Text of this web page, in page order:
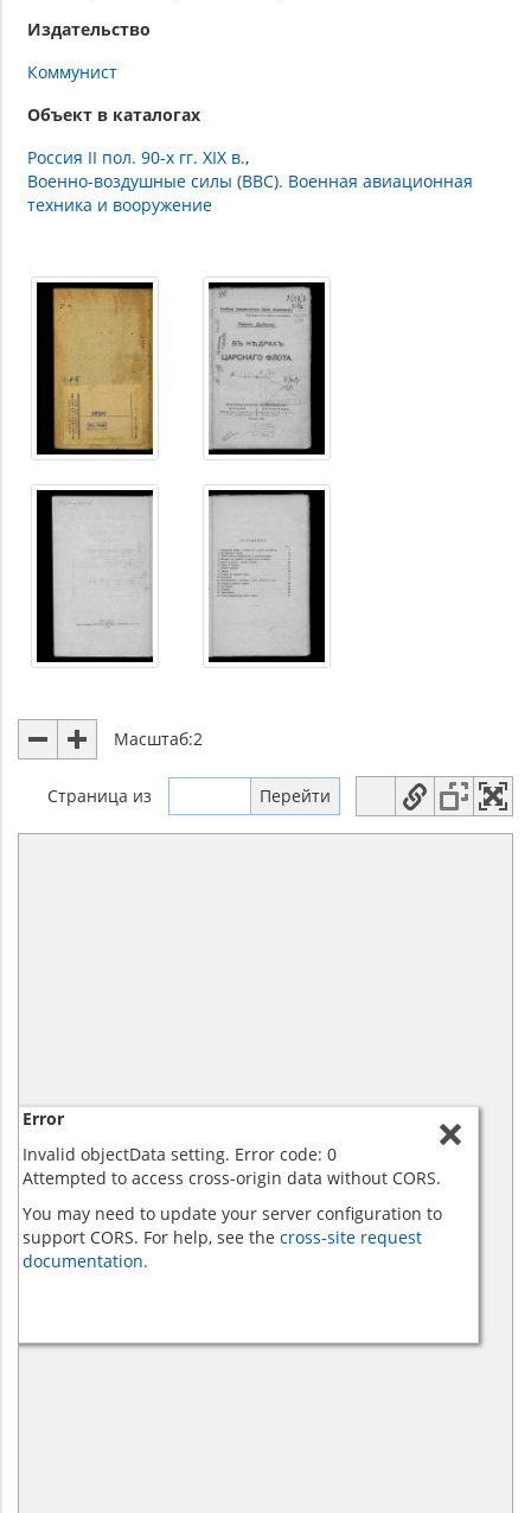
Издательство
Коммунист
Объект в каталогах
Россия II пол. 90-х гг. XIX в.
Военно-воздушные силы (ВВС). Военная авиационная
техника и вооружение
Масштаб:2
Страница из
Error
Invalid objectData setting. Error code: 0
Attempted to access cross-origin data without CORS.
You may need to update your server configuration to
support CORS. For help, see the cross-site request
documentation.